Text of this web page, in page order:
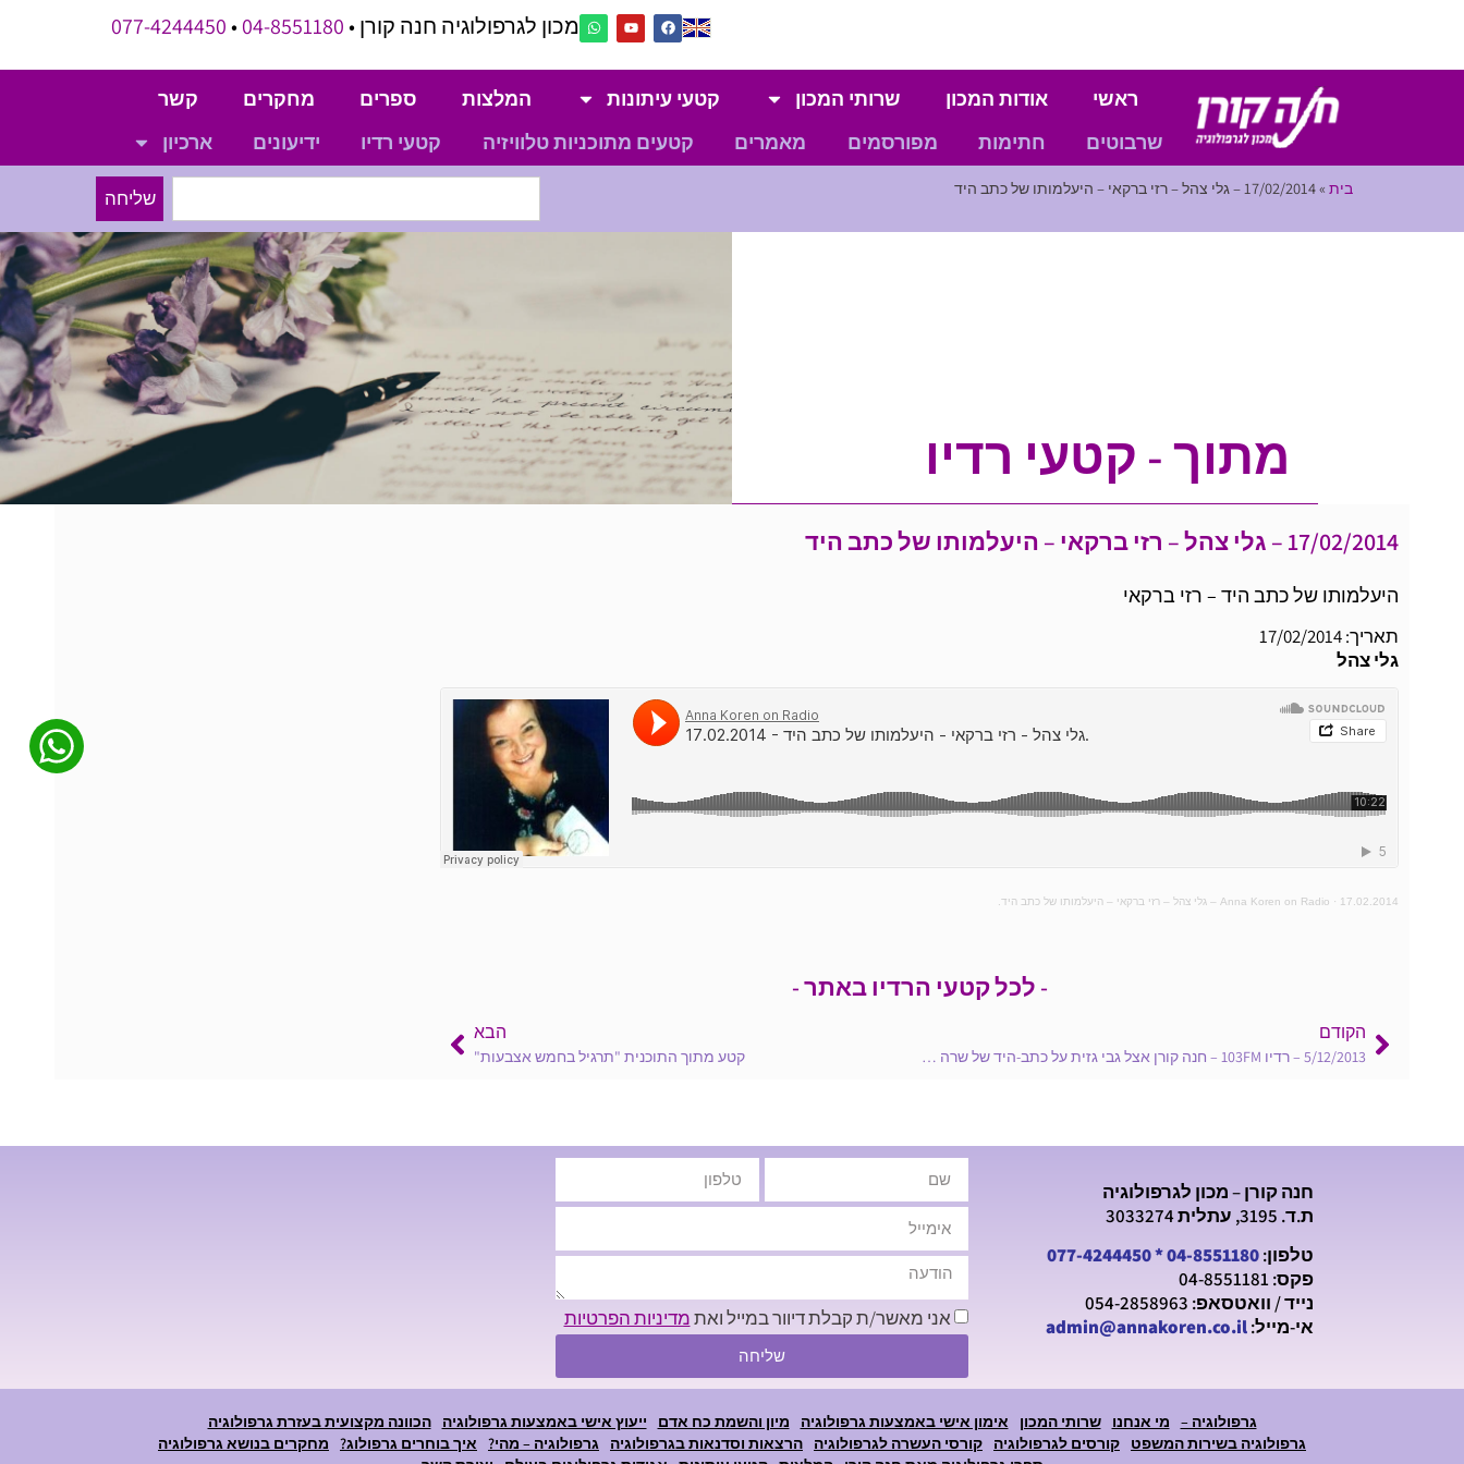
מכון לגרפולוגיה חנה קורן •04-8551180
•
077-4244450
ראשי אודות המכון שרותי המכון קטעי עיתונות המלצות ספרים מחקרים
קשר
שרבוטים
חתימות מפורסמים מאמרים קטעים מתוכניות טלוויזיה קטעי רדיו ידיעונים ארכיון
בית »17/02/2014 – גלי צהל – רזי ברקאי – היעלמותו של כתב היד שליחה
מתוך - קטעי רדיו
17/02/2014 – גלי צהל – רזי ברקאי – היעלמותו של כתב היד
היעלמותו של כתב היד – רזי ברקאי
תאריך: 17/02/2014
גלי צהל
Anna Koren on Radio · 17.02.2014 – גלי צהל – רזי ברקאי – היעלמותו של כתב היד.
- לכל קטעי הרדיו באתר -
הקודם
5/12/2013 – רדיו 103FM – חנה קורן אצל גבי גזית על כתב-היד של שרה נתניהו
הבא
קטע מתוך התוכנית "תרגיל בחמש אצבעות"
חנה קורן – מכון לגרפולוגיה
ת.ד. 3195, עתלית 3033274
טלפון:04-8551180
*
077-4244450
פקס: 04-8551181
נייד / וואטסאפ: 054-2858963
אי-מייל:admin@annakoren.co.il אני מאשר/ת קבלת דיוור במייל ואתמדיניות הפרטיות
שליחה
גרפולוגיה – מי אנחנו שרותי המכון אימון אישי באמצעות גרפולוגיה מיון והשמת כח אדם ייעוץ אישי באמצעות גרפולוגיה
הכוונה מקצועית בעזרת גרפולוגיה
גרפולוגיה בשירות המשפט
קורסים לגרפולוגיה קורסי העשרה לגרפולוגיה הרצאות וסדנאות בגרפולוגיה גרפולוגיה – מהי? איך בוחרים גרפולוג?
מחקרים בנושא גרפולוגיה